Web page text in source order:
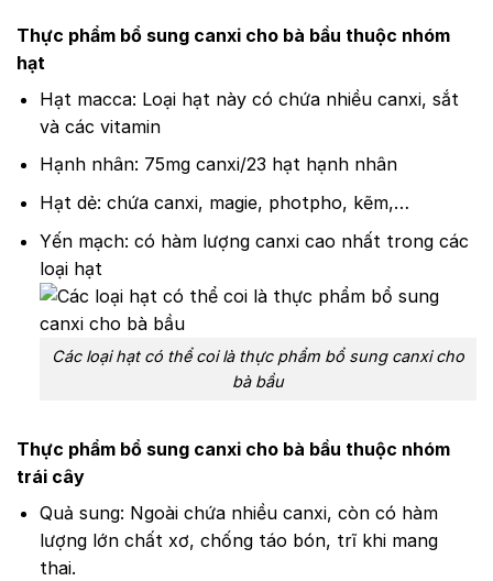
Thực phẩm bổ sung canxi cho bà bầu thuộc nhóm
hạt
Hạt macca: Loại hạt này có chứa nhiều canxi, sắt
và các vitamin
Hạnh nhân: 75mg canxi/23 hạt hạnh nhân
Hạt dẻ: chứa canxi, magie, photpho, kẽm,…
Yến mạch: có hàm lượng canxi cao nhất trong các
loại hạt
Các loại hạt có thể coi là thực phẩm bổ sung canxi cho
bà bầu
Thực phẩm bổ sung canxi cho bà bầu thuộc nhóm
trái cây
Quả sung: Ngoài chứa nhiều canxi, còn có hàm
lượng lớn chất xơ, chống táo bón, trĩ khi mang
thai.